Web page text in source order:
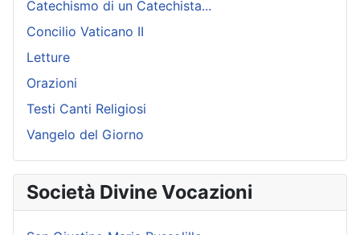
Catechismo di un Catechista...
Concilio Vaticano II
Letture
Orazioni
Testi Canti Religiosi
Vangelo del Giorno
Società Divine Vocazioni